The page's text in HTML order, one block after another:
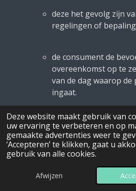
Deze website maakt gebruik van
uw ervaring te verbeteren en op
gemaakte advertenties weer te
‘Accepteren’ te klikken, gaat u
gebruik van alle cookies.
Afwijzen
deze het gevolg zijn
regelingen of
de consument de
overeenkomst op te
van de dag waarop
ingaat.
De in het aanbod van
genoemde prijzen zijn
E-mailadres Telefoonnummer